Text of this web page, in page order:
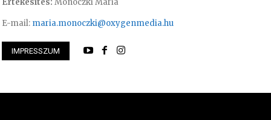
Ferenc – technikus
E-mail: maria.monoczki@oxygenmedia.hu
IMPRESSZUM